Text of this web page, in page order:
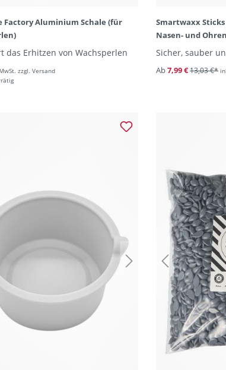
Factory Aluminium Schale (für
das Erhitzen von Wachsperlen
zzgl. Versand
Smartwaxx
Nasen- und
Sicher, sauber
Ab7,99 €13,03 €*